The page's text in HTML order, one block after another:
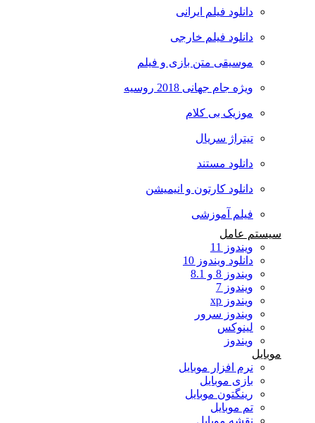
دانلود فیلم ایرانی
دانلود فیلم خارجی
موسیقی متن بازی و فیلم
ویژه جام جهانی 2018 روسیه
موزیک بی کلام
تیتراژ سریال
دانلود مستند
دانلود کارتون و انیمیشن
فیلم آموزشی
سیستم عامل
ویندوز 11
دانلود ویندوز 10
ویندوز 8 و 8.1
ویندوز 7
ویندوز xp
ویندوز سرور
لینوکس
ویندوز
موبایل
نرم افزار موبایل
بازی موبایل
رینگتون موبایل
تم موبایل
نقشه موبایل